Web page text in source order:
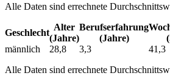
Alle Daten sind errechnete
Geschlecht
Alter
(Jahre)
Berufs­erfahrung
(Jahre)
männlich
28,8 3,3 41,3
Alle Daten sind errechnete